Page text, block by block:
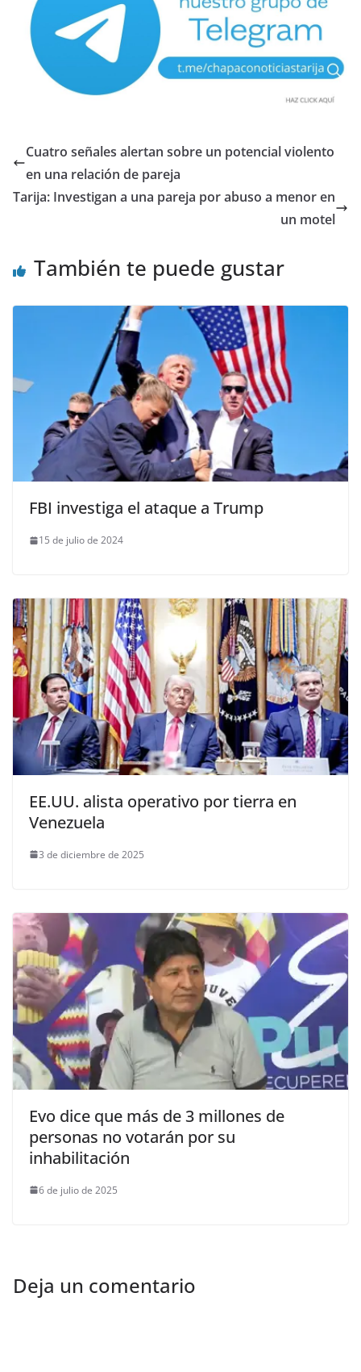
Cuatro señales alertan sobre un potencial violento
en una relación de pareja
Tarija: Investigan a una pareja por abuso a menor en
un motel
También te puede gustar
FBI investiga el ataque a Trump
15 de julio de 2024
EE.UU. alista operativo por tierra en
Venezuela
3 de diciembre de 2025
Evo dice que más de 3 millones de
personas no votarán por su
inhabilitación
6 de julio de 2025
Deja un comentario